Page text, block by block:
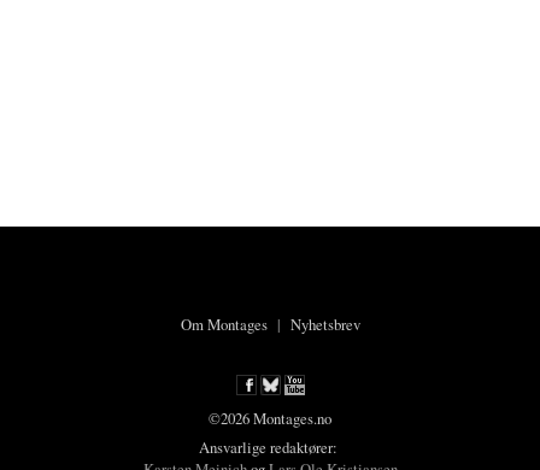
Om Montages| Nyhetsbrev
©2026 Montages.no
Ansvarlige redaktører: